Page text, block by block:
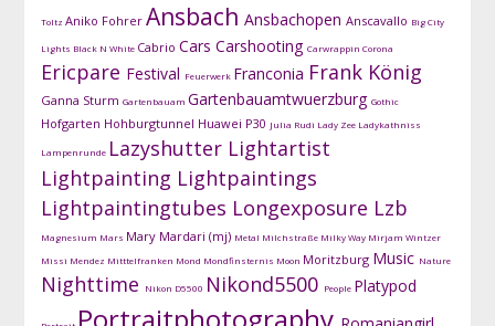
Toltz Aniko Fohrer Ansbach Ansbachopen Anscavallo Big City
Lights Black N White Cabrio Cars Carshooting Carwrappin Corona
Ericpare Festival Feuerwerk Franconia Frank König
Ganna Sturm Gartenbauam Gartenbauamtwuerzburg Gothic
Hofgarten Hohburgtunnel Huawei P30 Julia Rudi Lady Zee Ladykathniss
Lampenrunde Lazyshutter Lightartist
Lightpainting Lightpaintings
Lightpaintingtubes Longexposure Lzb
Magnesium Mars Mary Mardari (mj) Metal Milchstraße Milky Way Mirjam Wintzer
Missi Mendez Mitttelfranken Mond Mondfinsternis Moon Moritzburg Music Nature
Nighttime Nikon D5500 Nikond5500 People Platypod